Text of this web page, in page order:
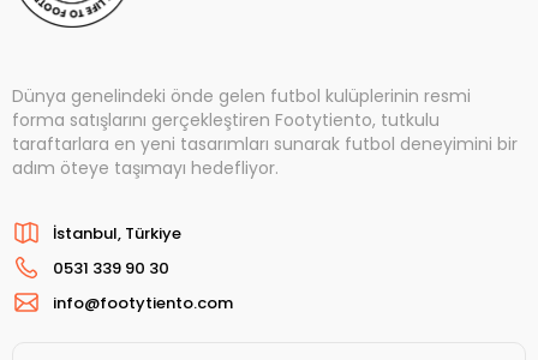
Dünya genelindeki önde gelen futbol kulüplerinin resmi
forma satışlarını gerçekleştiren Footytiento, tutkulu
taraftarlara en yeni tasarımları sunarak futbol deneyimini bir
adım öteye taşımayı hedefliyor.
İstanbul, Türkiye
0531 339 90 30
info@footytiento.com